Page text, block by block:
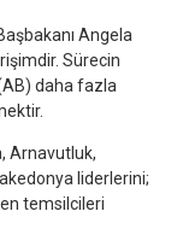
Angela
Sürecin
daha fazla
Arnavutluk,
liderlerini;
temsilcileri